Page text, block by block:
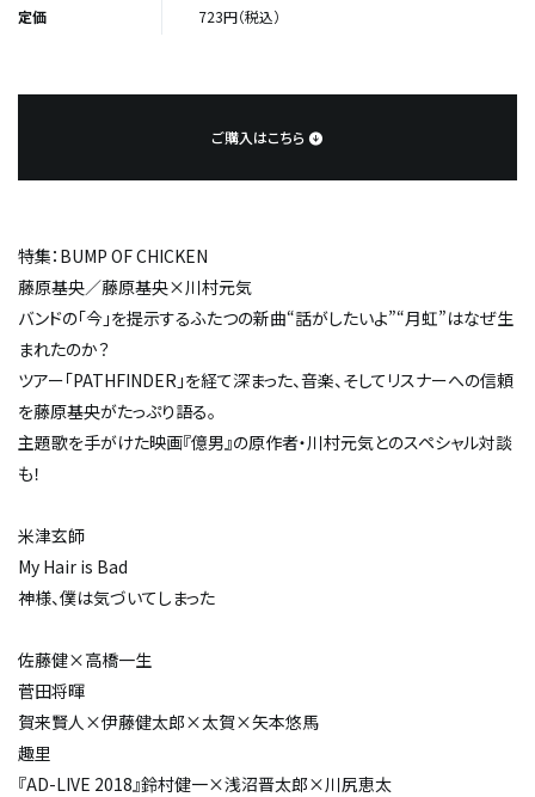
定価
723円（税込）
ご購入はこちら
特集：BUMP OF CHICKEN
藤原基央／藤原基央×川村元気
バンドの「今」を提示するふたつの新曲“話がしたいよ”“月虹”はなぜ生
まれたのか？
ツアー「PATHFINDER」を経て深まった、音楽、そしてリスナーへの信頼
を藤原基央がたっぷり語る。
主題歌を手がけた映画『億男』の原作者・川村元気とのスペシャル対談
も！
米津玄師
My Hair is Bad
神様、僕は気づいてしまった
佐藤健×高橋一生
菅田将暉
賀来賢人×伊藤健太郎×太賀×矢本悠馬
趣里
『AD-LIVE 2018』鈴村健一×浅沼晋太郎×川尻恵太